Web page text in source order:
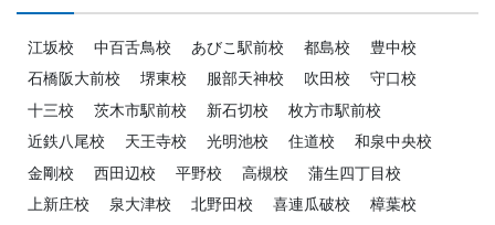
江坂校 中百舌鳥校 あびこ駅前校 都島校
豊中校
石橋阪大前校
堺東校 服部天神校 吹田校
守口校
十三校
茨木市駅前校 新石切校
枚方市駅前校
近鉄八尾校
天王寺校 光明池校 住道校
和泉中央校
金剛校
西田辺校 平野校 高槻校
蒲生四丁目校
上新庄校
泉大津校 北野田校 喜連瓜破校
樟葉校